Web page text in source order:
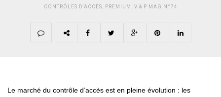
CONTRÔLES D'ACCÈS PREMIUM V & P MAG N°74
Le marché du contrôle d’accès est en pleine évolution : les